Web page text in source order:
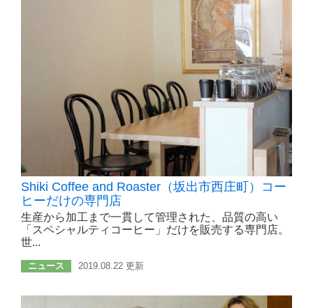
Shiki Coffee and Roaster（坂出市西庄町）コー
ヒーだけの専門店
生産から加工まで一貫して管理された、品質の高い
「スペシャルティコーヒー」だけを販売する専門店。
世...
ニュース 2019.08.22 更新